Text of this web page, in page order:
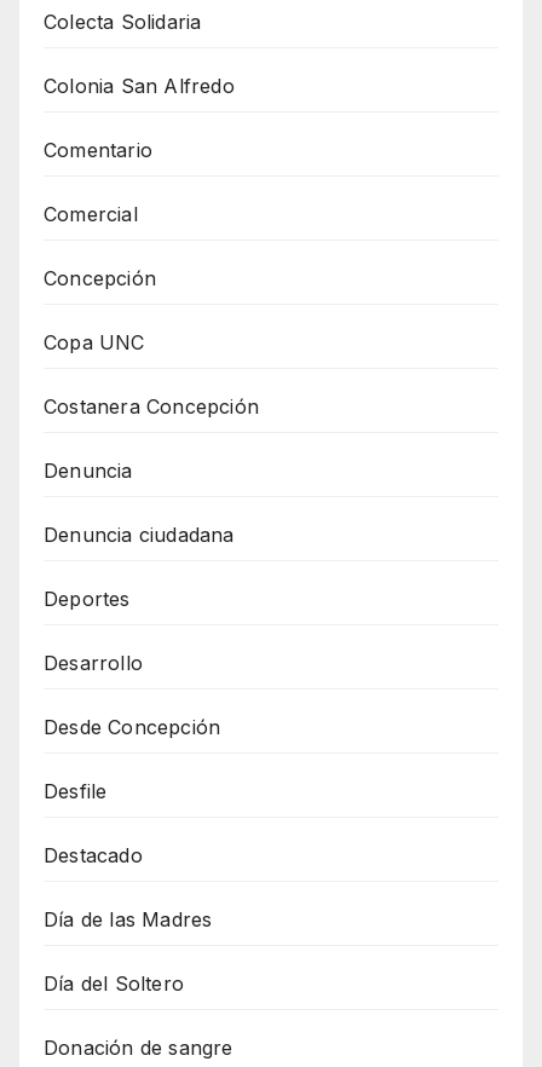
Colecta Solidaria
Colonia San Alfredo
Comentario
Comercial
Concepción
Copa UNC
Costanera Concepción
Denuncia
Denuncia ciudadana
Deportes
Desarrollo
Desde Concepción
Desfile
Destacado
Día de las Madres
Día del Soltero
Donación de sangre